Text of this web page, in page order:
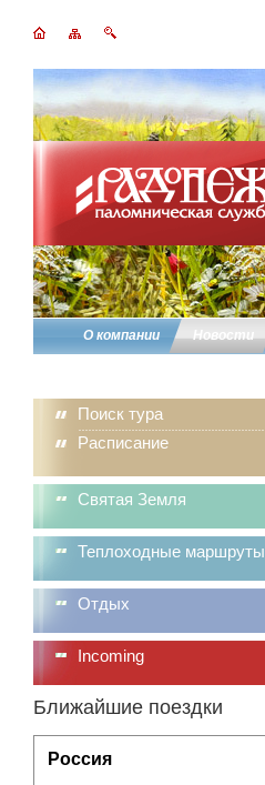
О компании Новости
Поиск тура
Расписание
Святая Земля
Теплоходные маршруты
Отдых
Incoming
Ближайшие поездки
Россия